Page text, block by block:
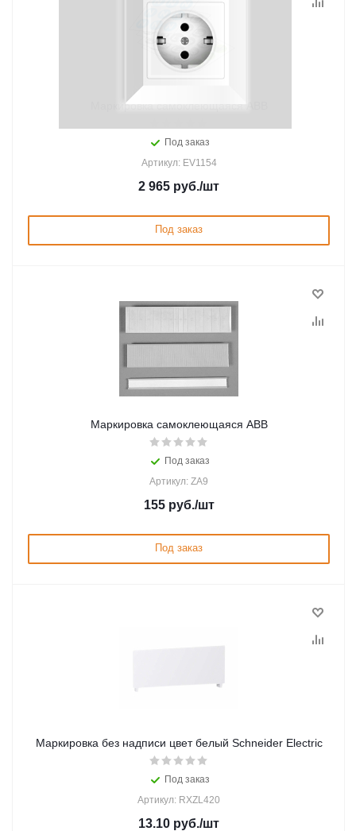
Маркировка самоклеющаяся ABB
Под заказ
Артикул: EV1154
2 965 руб./шт
Под заказ
Маркировка самоклеющаяся ABB
Под заказ
Артикул: ZA9
155руб./шт
Под заказ
Маркировка без надписи цвет белый Schneider Electric
Под заказ
Артикул: RXZL420
13.10 руб./шт